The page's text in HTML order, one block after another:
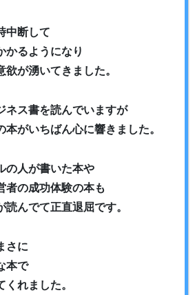
中断して
かるようになり
欲が湧いてきました。
ネス書を読んでいますが
がいちばん心に響きました。
の人が書いた本や
者の成功体験の本も
んでて正直退屈です。
さに
本で
くれました。